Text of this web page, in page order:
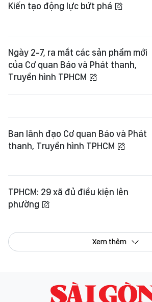
Kiến tạo động lực bứt phá
Ngày 2-7, ra mắt các sản phẩm mới
của Cơ quan Báo và Phát thanh,
Truyền hình TPHCM
Ban lãnh đạo Cơ quan Báo và Phát
thanh, Truyền hình TPHCM
TPHCM: 29 xã đủ điều kiện lên
phường
Xem thêm